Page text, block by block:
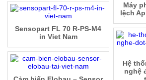
Máy
lệch
Sensopart FL 70 R-PS-M4
in Viet Nam
Hệ
nghệ